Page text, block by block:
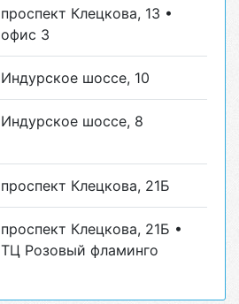
проспект Клецкова, 13 •
офис 3
Индурское шоссе, 10
Индурское шоссе, 8
проспект Клецкова, 21Б
проспект Клецкова, 21Б •
ТЦ Розовый фламинго